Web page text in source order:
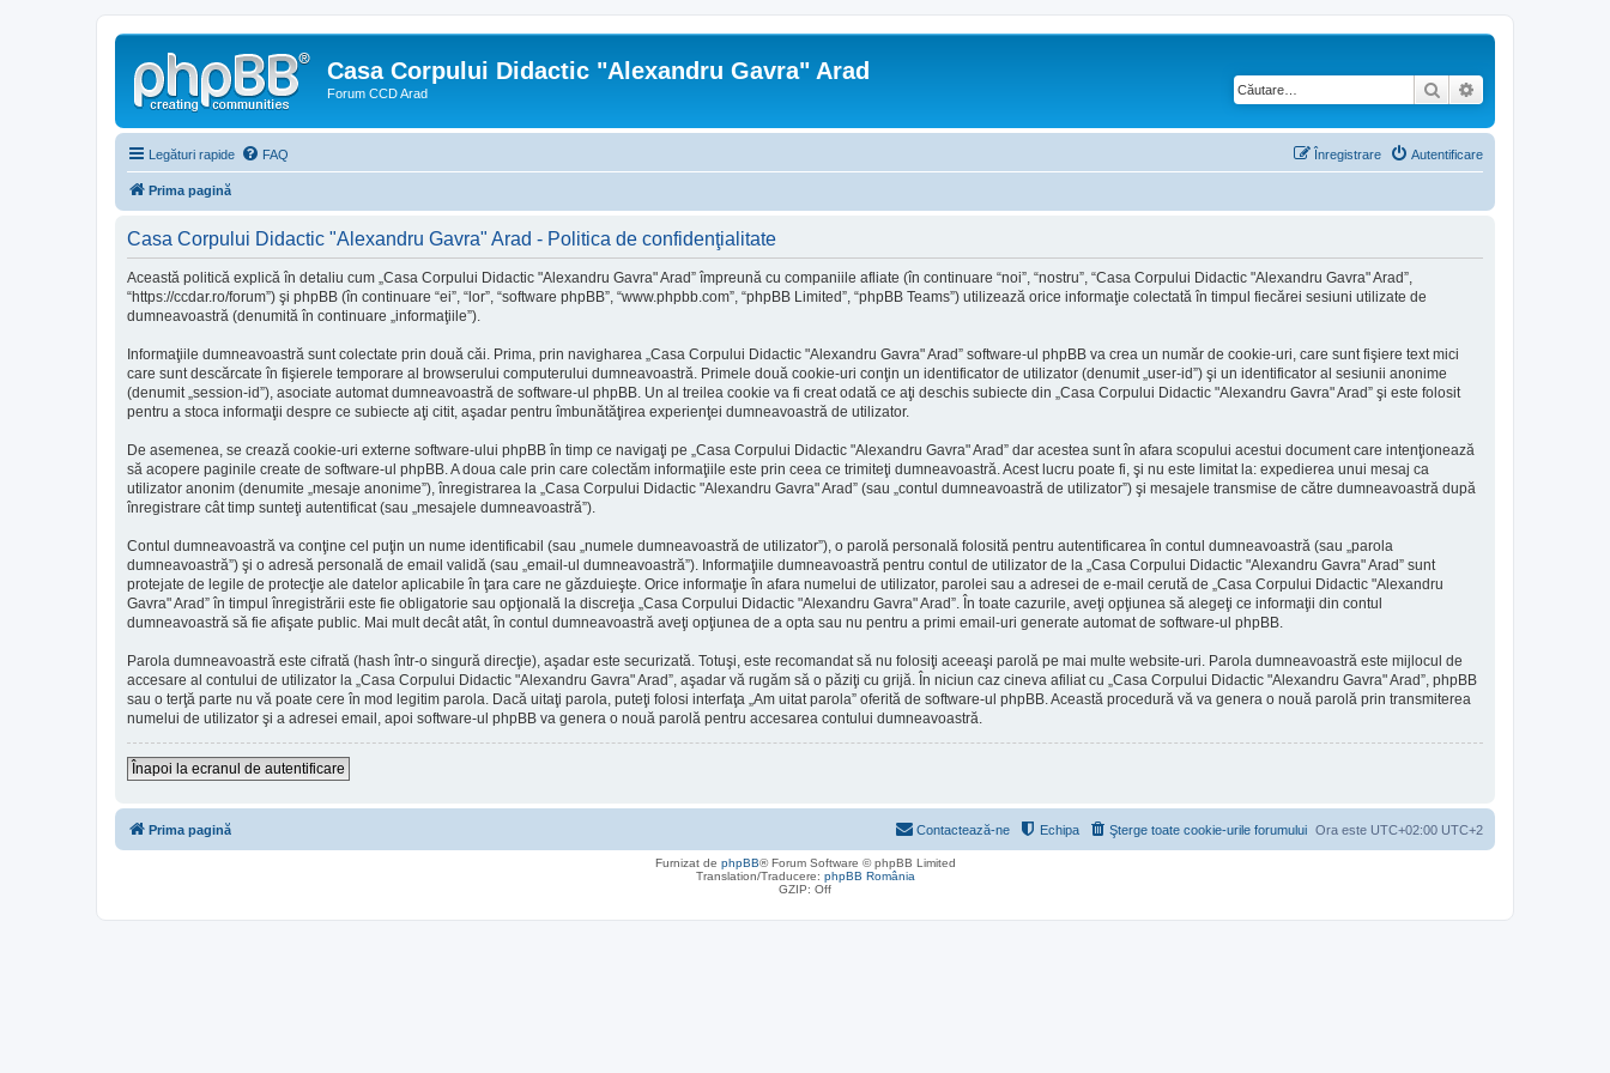
Casa Corpului Didactic "Alexandru Gavra" Arad
Forum CCD Arad Căutare
Legături rapide FAQ Autentificare
Înregistrare
Prima pagină
Casa Corpului Didactic "Alexandru Gavra" Arad - Politica de confidenţialitate
Această politică explică în detaliu cum „Casa Corpului Didactic "Alexandru Gavra" Arad” împreună cu companiile afliate (în continuare “noi”, “nostru”, “Casa Corpului Didactic "Alexandru Gavra" Arad”,
“https://ccdar.ro/forum”) şi phpBB (în continuare “ei”, “lor”, “software phpBB”, “www.phpbb.com”, “phpBB Limited”, “phpBB Teams”) utilizează orice informaţie colectată în timpul fiecărei sesiuni utilizate de
dumneavoastră (denumită în continuare „informaţiile”).
Informaţiile dumneavoastră sunt colectate prin două căi. Prima, prin navigharea „Casa Corpului Didactic "Alexandru Gavra" Arad” software-ul phpBB va crea un număr de cookie-uri, care sunt fişiere text mici
care sunt descărcate în fişierele temporare al browserului computerului dumneavoastră. Primele două cookie-uri conţin un identificator de utilizator (denumit „user-id”) şi un identificator al sesiunii anonime
(denumit „session-id”), asociate automat dumneavoastră de software-ul phpBB. Un al treilea cookie va fi creat odată ce aţi deschis subiecte din „Casa Corpului Didactic "Alexandru Gavra" Arad” şi este folosit
pentru a stoca informaţii despre ce subiecte aţi citit, aşadar pentru îmbunătăţirea experienţei dumneavoastră de utilizator.
De asemenea, se crează cookie-uri externe software-ului phpBB în timp ce navigaţi pe „Casa Corpului Didactic "Alexandru Gavra" Arad” dar acestea sunt în afara scopului acestui document care intenţionează
să acopere paginile create de software-ul phpBB. A doua cale prin care colectăm informaţiile este prin ceea ce trimiteţi dumneavoastră. Acest lucru poate fi, şi nu este limitat la: expedierea unui mesaj ca
utilizator anonim (denumite „mesaje anonime”), înregistrarea la „Casa Corpului Didactic "Alexandru Gavra" Arad” (sau „contul dumneavoastră de utilizator”) şi mesajele transmise de către dumneavoastră după
înregistrare cât timp sunteţi autentificat (sau „mesajele dumneavoastră”).
Contul dumneavoastră va conţine cel puţin un nume identificabil (sau „numele dumneavoastră de utilizator”), o parolă personală folosită pentru autentificarea în contul dumneavoastră (sau „parola
dumneavoastră”) şi o adresă personală de email validă (sau „email-ul dumneavoastră”). Informaţiile dumneavoastră pentru contul de utilizator de la „Casa Corpului Didactic "Alexandru Gavra" Arad” sunt
protejate de legile de protecţie ale datelor aplicabile în ţara care ne găzduieşte. Orice informaţie în afara numelui de utilizator, parolei sau a adresei de e-mail cerută de „Casa Corpului Didactic "Alexandru
Gavra" Arad” în timpul înregistrării este fie obligatorie sau opţională la discreţia „Casa Corpului Didactic "Alexandru Gavra" Arad”. În toate cazurile, aveţi opţiunea să alegeţi ce informaţii din contul
dumneavoastră să fie afişate public. Mai mult decât atât, în contul dumneavoastră aveţi opţiunea de a opta sau nu pentru a primi email-uri generate automat de software-ul phpBB.
Parola dumneavoastră este cifrată (hash într-o singură direcţie), aşadar este securizată. Totuşi, este recomandat să nu folosiţi aceeaşi parolă pe mai multe website-uri. Parola dumneavoastră este mijlocul de
accesare al contului de utilizator la „Casa Corpului Didactic "Alexandru Gavra" Arad”, aşadar vă rugăm să o păziţi cu grijă. În niciun caz cineva afiliat cu „Casa Corpului Didactic "Alexandru Gavra" Arad”, phpBB
sau o terţă parte nu vă poate cere în mod legitim parola. Dacă uitaţi parola, puteţi folosi interfaţa „Am uitat parola” oferită de software-ul phpBB. Această procedură vă va genera o nouă parolă prin transmiterea
numelui de utilizator şi a adresei email, apoi software-ul phpBB va genera o nouă parolă pentru accesarea contului dumneavoastră.
Înapoi la ecranul de autentificare
Prima pagină Ora este UTC+02:00 UTC+2
Şterge toate cookie-urile forumului
Echipa
Contactează-ne
Furnizat de phpBB® Forum Software © phpBB Limited
Translation/Traducere: phpBB România
GZIP: Off